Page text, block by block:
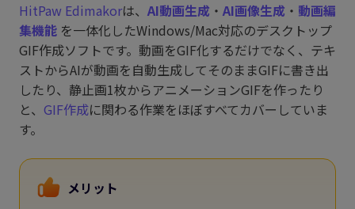
HitPaw Edimakorは、 AI動画生成 ・ AI画像生成 ・ 動画編
集機能 を一体化したWindows/Mac対応のデスクトップ
GIF作成ソフトです。動画をGIF化するだけでなく、テキ
ストからAIが動画を自動生成してそのままGIFに書き出
したり、静止画1枚からアニメーションGIFを作ったり
と、 GIF作成に関わる作業をほぼすべてカバーしていま
す。
メリット